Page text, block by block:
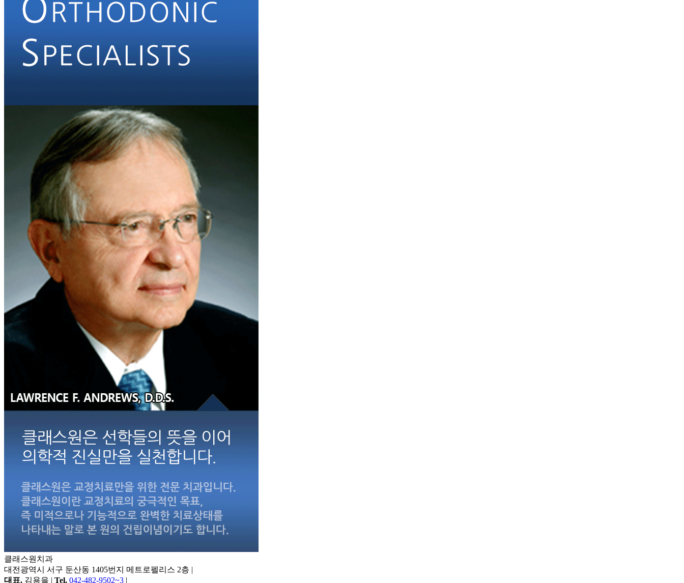
클래스원치과
대전광역시 서구 둔산동 1405번지 메트로펠리스 2층 |
대표. 김용을 | Tel. 042-482-9502~3 |